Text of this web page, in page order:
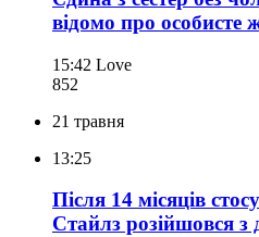
відомо про
15:42 Love
852
21 травня
13:25
Після 14 місяців
Стайлз розійшовся з